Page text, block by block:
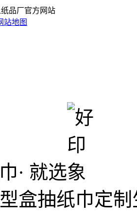
品厂官方网站
站地图
· 就选
盒抽纸巾定